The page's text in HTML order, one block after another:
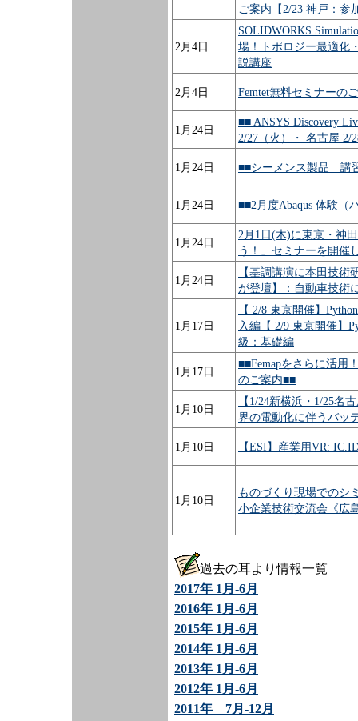
ご案内【2/23 神戸：参
2月4日
SOLIDWORKS
場！トポロジー最適化
説講座
2月4日 Femtet無料セミナーの
1月24日
■■ ANSYS Discovery
2/27（火）・ 名古屋 2/
1月24日 ■■シーメンス製品 講
1月24日 ■■2月度Abaqus 体験（
1月24日
2月1日(木)に東京・神
う！」セミナーを開催
1月24日
【基調講演に本田技
が登壇】：自動車技術
1月17日
【 2/8 東京開催】
入編【 2/9 東京開催】
級：基礎編
1月17日
■■Femapをさらに活用
のご案内■■
1月10日
【1/24新横浜・1/25名
界の電動化に伴うバッ
1月10日 【ESI】産業用VR:
1月10日
ものづくり現場でのシ
小企業技術交流会《広
過去の耳より情報一覧
2017年 1月-6月
2016年 1月-6月
2015年 1月-6月
2014年 1月-6月
2013年 1月-6月
2012年 1月-6月
2011年 7月-12月